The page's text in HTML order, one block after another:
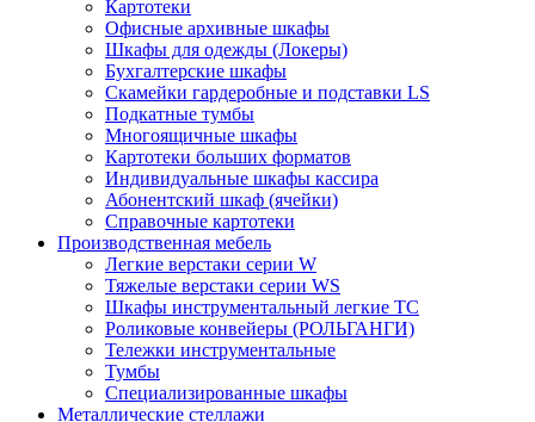
Картотеки
Офисные архивные шкафы
Шкафы для одежды (Локеры)
Бухгалтерские шкафы
Скамейки гардеробные и подставки LS
Подкатные тумбы
Многоящичные шкафы
Картотеки больших форматов
Индивидуальные шкафы кассира
Абонентский шкаф (ячейки)
Справочные картотеки
Производственная мебель
Легкие верстаки серии W
Тяжелые верстаки серии WS
Шкафы инструментальный легкие ТС
Роликовые конвейеры (РОЛЬГАНГИ)
Тележки инструментальные
Тумбы
Специализированные шкафы
Металлические стеллажи